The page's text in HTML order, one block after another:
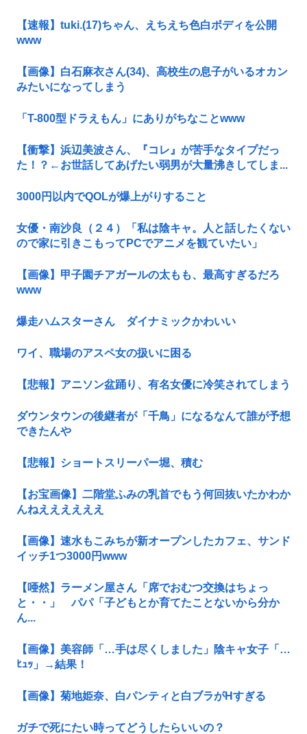
【速報】tuki.(17)ちゃん、えちえち色白ボディを公開
www
【画像】白石麻衣さん(34)、高校生の息子がいるオカン
みたいになってしまう
「T-800型ドラえもん」にありがちなことwww
【衝撃】浜辺美波さん、『コレ』が苦手なタイプだっ
た！？←お世話してあげたい弱男が大量沸きしてしま...
3000円以内でQOLが爆上がりすること
女優・南沙良（２４）「私は陰キャ。人と話したくない
ので家に引きこもってPCでアニメを観ていたい」
【画像】甲子園チアガールの太もも、最高すぎるだろ
www
爆走ハムスターさん ダイナミックかわいい
ワイ、職場のアスペ女の扱いに困る
【悲報】アニソン盆踊り、有名女優に冷笑されてしまう
ダウンタウンの後継者が「千鳥」になるなんて誰が予想
できたんや
【悲報】ショートスリーパー堀、積む
【お宝画像】二階堂ふみの乳首でもう何回抜いたかわか
んねええええええ
【画像】速水もこみちが新オープンしたカフェ、サンド
イッチ1つ3000円www
【唖然】ラーメン屋さん「席でおむつ交換はちょっ
と・・」 パパ「子どもとか育てたことないから分か
ん...
【画像】美容師「…手は尽くしました」陰キャ女子「…
ﾋｭｯ」→結果！
【画像】菊地姫奈、白パンティと白ブラがHすぎる
ガチで死にたい時ってどうしたらいいの？